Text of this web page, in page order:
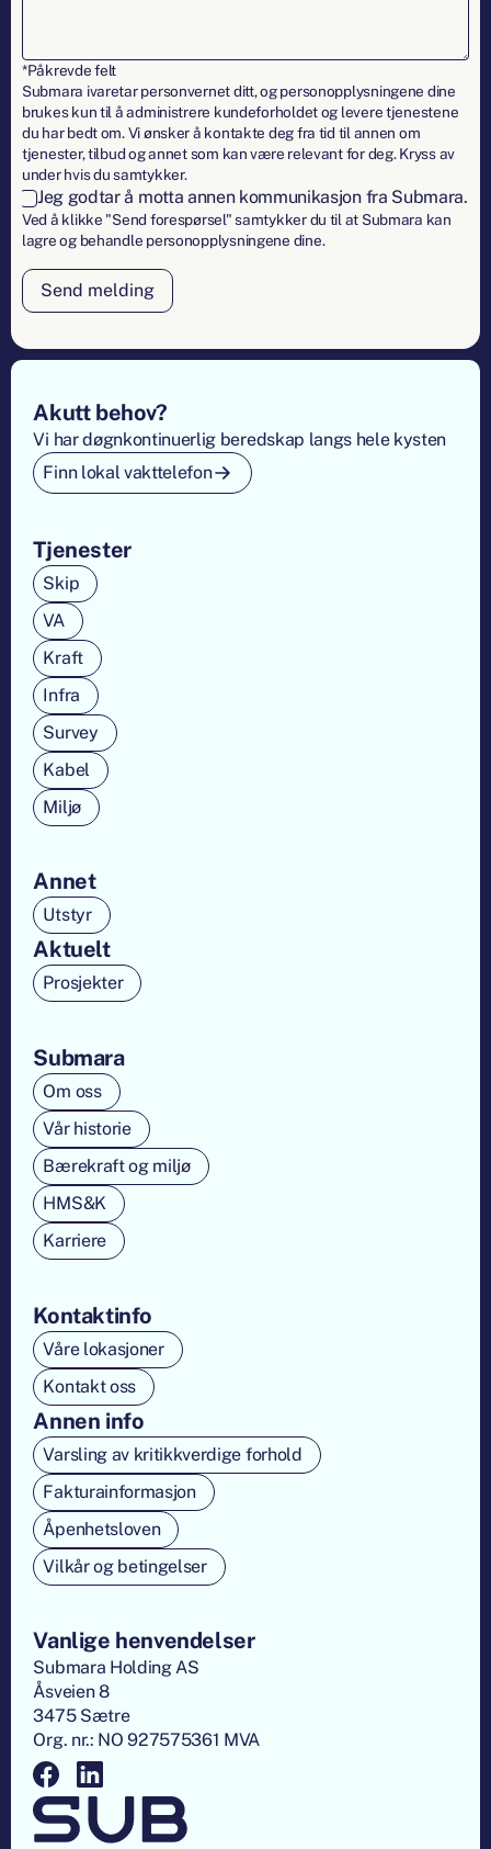
*Påkrevde felt
Submara ivaretar personvernet ditt, og personopplysningene dine
brukes kun til å administrere kundeforholdet og levere tjenestene
du har bedt om. Vi ønsker å kontakte deg fra tid til annen om
tjenester, tilbud og annet som kan være relevant for deg. Kryss av
under hvis du samtykker.
Jeg godtar å motta annen kommunikasjon fra Submara.
Ved å klikke "Send forespørsel" samtykker du til at Submara kan
lagre og behandle personopplysningene dine.
Footer
Tjenester
Skip
VA
Kraft
Infra
Survey
Kabel
Miljø
Annet
Utstyr
Aktuelt
Prosjekter
Submara
Om oss
Vår historie
Bærekraft og miljø
HMS&K
Karriere
Kontaktinfo
Våre lokasjoner
Kontakt oss
Annen info
Varsling av kritikkverdige forhold
Fakturainformasjon
Åpenhetsloven
Vilkår og betingelser
Akutt behov?
Vi har døgnkontinuerlig beredskap langs hele kysten
Finn lokal vakttelefon
Vanlige henvendelser
Submara Holding AS
Åsveien 8
3475 Sætre
Org. nr.: NO 927575361 MVA